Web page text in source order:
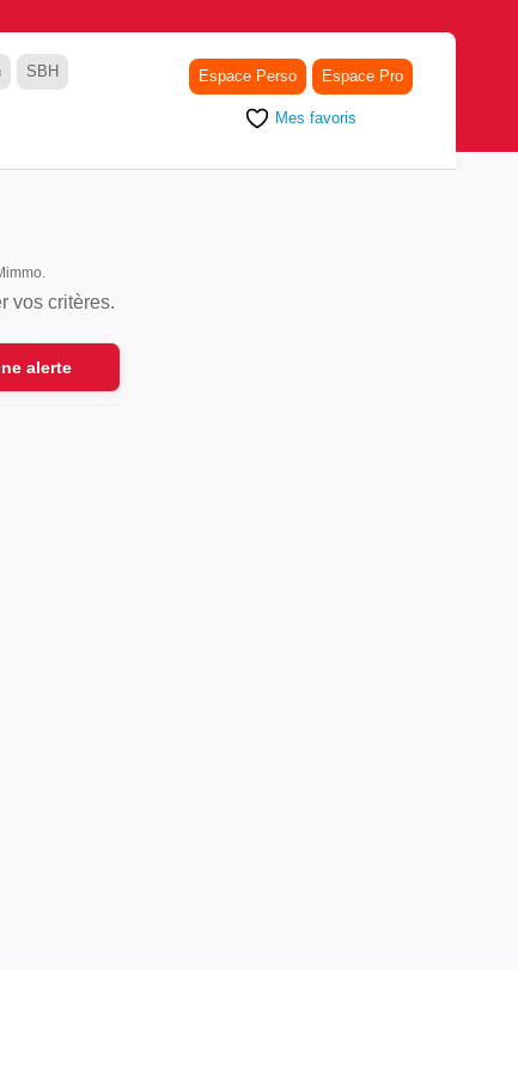
SBH Espace Perso Espace Pro
Mes favoris
vos critères.
alerte